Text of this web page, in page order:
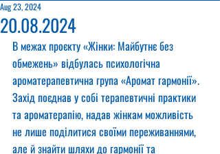
20.08.2024
Aug 23, 2024
В межах проєкту «Жінки: Майбутнє без
обмежень» відбулась психологічна
ароматерапевтична група «Аромат гармонії».
Захід поєднав у собі терапевтичні практики
та ароматерапію, надав жінкам можливість
не лише поділитися своїми переживаннями,
але й знайти шляхи до гармонії та